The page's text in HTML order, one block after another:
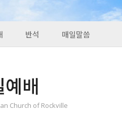
반석 매일말씀
배
Church of Rockville